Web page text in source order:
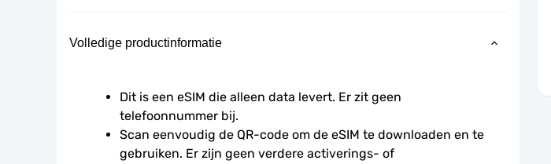
Volledige productinformatie
Dit is een eSIM die alleen data levert. Er zit geen
telefoonnummer bij.
Scan eenvoudig de QR-code om de eSIM te downloaden en te
gebruiken. Er zijn geen verdere activerings- of